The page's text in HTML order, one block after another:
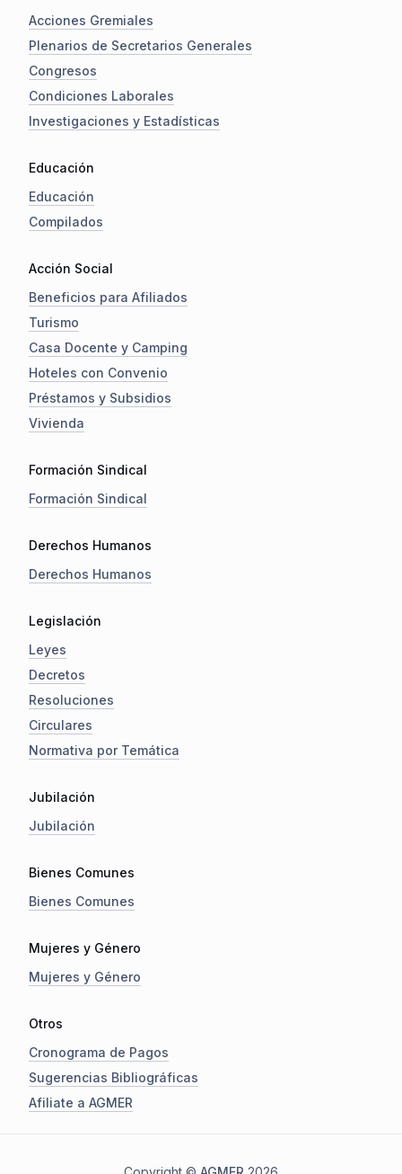
Acciones Gremiales
Plenarios de Secretarios Generales
Congresos
Condiciones Laborales
Investigaciones y Estadísticas
Educación
Educación
Compilados
Acción Social
Beneficios para Afiliados
Turismo
Casa Docente y Camping
Hoteles con Convenio
Préstamos y Subsidios
Vivienda
Formación Sindical
Formación Sindical
Derechos Humanos
Derechos Humanos
Legislación
Leyes
Decretos
Resoluciones
Circulares
Normativa por Temática
Jubilación
Jubilación
Bienes Comunes
Bienes Comunes
Mujeres y Género
Mujeres y Género
Otros
Cronograma de Pagos
Sugerencias Bibliográficas
Afiliate a AGMER